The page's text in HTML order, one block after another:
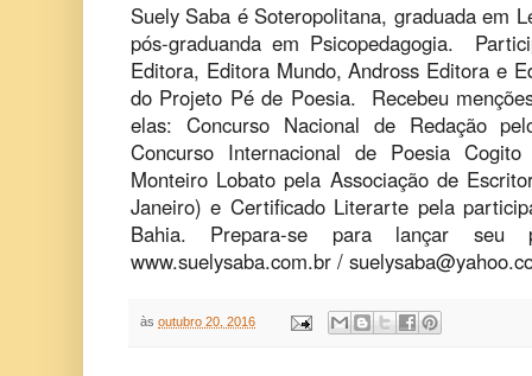
Suely Saba é Soteropolitana, graduada em
pós-graduanda em Psicopedagogia.
Editora, Editora Mundo, Andross Editora e
do Projeto Pé de Poesia. Recebeu
elas: Concurso Nacional de Redação
Concurso Internacional de Poesia
Monteiro Lobato pela Associação de
Janeiro) e Certificado Literarte pela
Bahia. Prepara-se para lançar seu
www.suelysaba.com.br /
às outubro 20, 2016